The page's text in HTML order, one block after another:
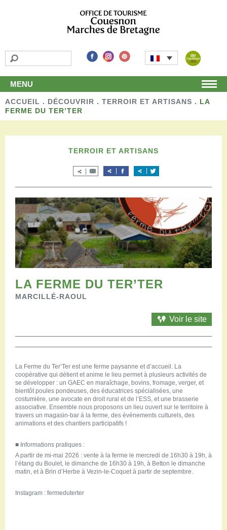
MENU
Accueil
Découvrir
Les activités de loisirs
Terroir et artisans
Autour de chez nous
Séjourner
Hébergements
Restaurants
Aires de camping-car
Salles de réception
Aires de pique-nique
Randonner
Randonnées pédestres
Nous contacter
Documents à télécharger
Tourisme accessible
Venir en groupe
Espace Pro
ACCUEIL . DÉCOUVRIR . TERROIR ET ARTISANS . LA
FERME DU TER’TER
TERROIR ET ARTISANS
LA FERME DU TER’TER
MARCILLÉ-RAOUL
Voir le site
La Ferme du Ter’Ter est une ferme paysanne et d’accueil. La
coopérative qui détient et anime le lieu permet à plusieurs activités de
se développer : un GAEC en maraîchage, bovins, fromage, verger, et
bientôt poules pondeuses, des éducatrices spécialisées, une
costumière, une avocate en droit rural et de l’ESS, et une brasserie
associative. Ensemble nous proposons un lieu ouvert sur le territoire à
travers un magasin-bar à la ferme, des événements culturels, des
animations et des chantiers participatifs !
■ Informations pratiques :
A partir de mi-mai 2026 : vente à la ferme le mercredi de 16h30 à 19h, à
l’étang du Boulet, le dimanche de 16h30 à 19h, à Betton le dimanche
matin, et à Brin d’Herbe à Vezin-le-Coquet à partir de septembre.
Instagram : fermeduterter